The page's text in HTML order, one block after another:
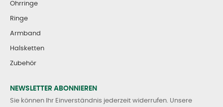
Ohrringe
Ringe
Armband
Halsketten
Zubehör
NEWSLETTER ABONNIEREN
Sie können Ihr Einverständnis jederzeit widerrufen. Unsere